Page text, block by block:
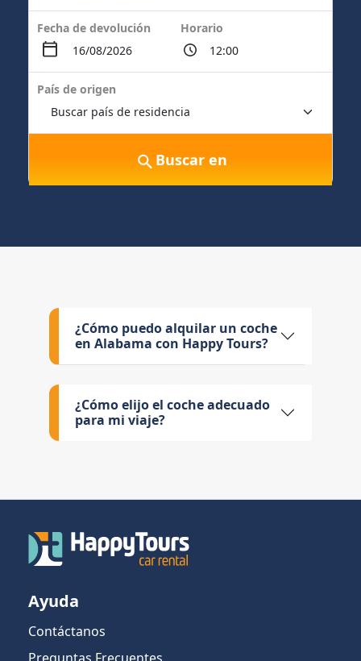
Fecha de devolución Horario
País de origen
Buscar en
¿Cómo puedo alquilar un coche
en Alabama con Happy Tours?
¿Cómo elijo el coche adecuado
para mi viaje?
Ayuda
Contáctanos